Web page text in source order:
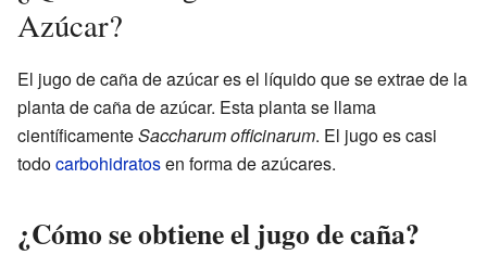
Azúcar?
El jugo de caña de azúcar es el líquido que se extrae de la
planta de caña de azúcar. Esta planta se llama
científicamenteSaccharum officinarum. El jugo es casi
todocarbohidratosen forma de azúcares.
¿Cómo se obtiene el jugo de caña?